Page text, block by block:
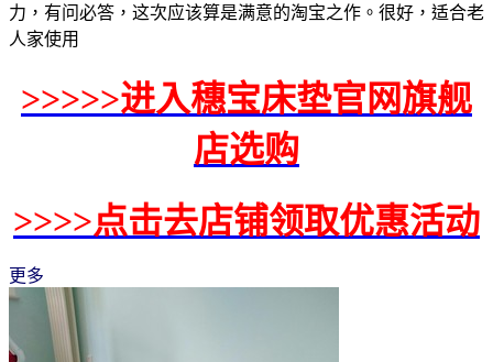
力，有问必答，这次应该算是满意的淘宝之作。很好，适合老
人家使用
>>>>>进入穗宝床垫官网旗舰
店选购
>>>>点击去店铺领取优惠活动
更多